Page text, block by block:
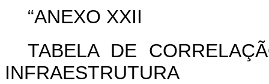
“ANEXO XXII
TABELA DE
INFRAESTRUTURA